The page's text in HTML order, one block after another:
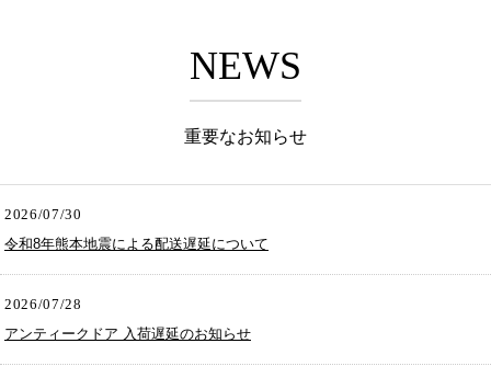
NEWS
重要なお知らせ
2026/07/30
令和8年熊本地震による配送遅延について
2026/07/28
アンティークドア 入荷遅延のお知らせ